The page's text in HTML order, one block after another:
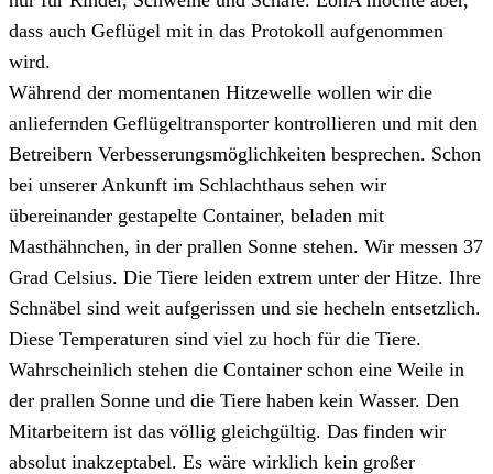
dass auch Geflügel mit in das Protokoll aufgenommen
wird.
Während der momentanen Hitzewelle wollen wir die
anliefernden Geflügeltransporter kontrollieren und mit den
Betreibern Verbesserungsmöglichkeiten besprechen. Schon
bei unserer Ankunft im Schlachthaus sehen wir
übereinander gestapelte Container, beladen mit
Masthähnchen, in der prallen Sonne stehen. Wir messen 37
Grad Celsius. Die Tiere leiden extrem unter der Hitze. Ihre
Schnäbel sind weit aufgerissen und sie hecheln entsetzlich.
Diese Temperaturen sind viel zu hoch für die Tiere.
Wahrscheinlich stehen die Container schon eine Weile in
der prallen Sonne und die Tiere haben kein Wasser. Den
Mitarbeitern ist das völlig gleichgültig. Das finden wir
absolut inakzeptabel. Es wäre wirklich kein großer